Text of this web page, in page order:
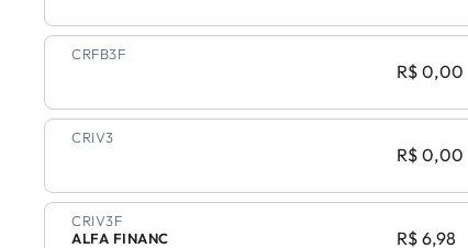
CRFB3F
R$ 0,00
CRIV3
R$ 0,00
ALFA FINANC
CRIV3F
R$ 6,98